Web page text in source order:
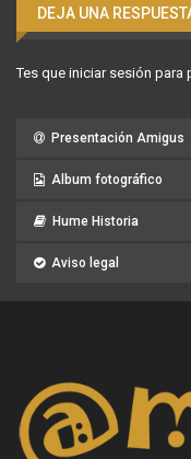
DEJA UNA
Tes que iniciar sesión para
Presentación Amigus
Album fotográfico
Hume Historia
Aviso legal